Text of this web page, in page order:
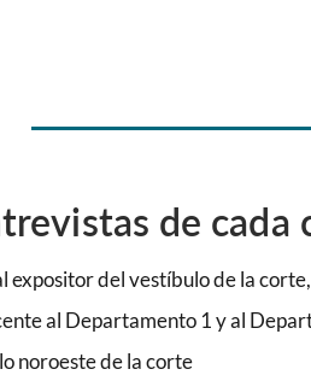
de
del vestíbulo de la
al Departamento 1 y al
noroeste de la corte